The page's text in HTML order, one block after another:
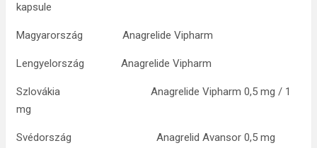
kapsule
Magyarország Anagrelide Vipharm
Lengyelország Anagrelide Vipharm
Szlovákia Anagrelide Vipharm 0,5 mg / 1
mg
Svédország Anagrelid Avansor 0,5 mg